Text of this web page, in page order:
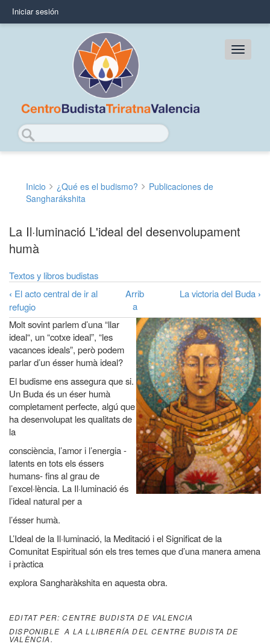
principal
User
Iniciar sesión
Main
Buscar
Sobrescribir
enlaces
de
ayuda
a
la
navegación
Inicio ¿Qué es el budismo?
Publicaciones de
Sangharákshita
La Il·luminació L'ideal del desenvolupament
humà
Textos y libros budistas
Enlaces
transversales
de
Book
para
La
Il·luminació
L'ideal
desenvolupament
humà
‹ El acto central de ir al
refugio
Arrib
a
La victoria del Buda ›
Molt sovint parlem d’una “llar
ideal“, un “cotxe ideal”, “les
vacances ideals”, però podem
parlar d’un ésser humà ideal?
El budisme ens assegura que si.
Un Buda és un éser humà
completament perfecte, algú que
ha desenvolupat les qualitats de
la
consciència, l’amor i l’energia -
latents en tots els éssers
humans- fins al grau de
l’excel·lència. La Il·luminació és
l’ideal natural per a
l’ésser humà.
L’Ideal de la Il·luminació, la Meditació i el Significat de la
Comunitat Espiritual són els tres temes que d’una manera amena
i pràctica
explora Sangharàkshita en aquesta obra.
EDITAT PER: CENTRE BUDISTA DE VALENCIA
DISPONIBLE A LA LLIBRERÍA DEL CENTRE BUDISTA DE
VALÈNCIA.